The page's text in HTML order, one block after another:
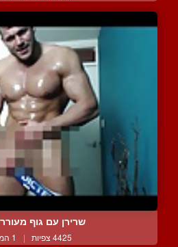
שרירן עם גוף
4425 צפיות | 1 המלצות